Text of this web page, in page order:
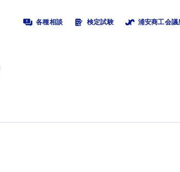
各種相談 検定試験 浦安商工会議